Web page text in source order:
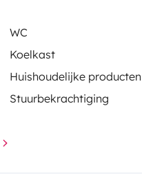
Michel
WC
Koelkast
Huishoudelijke producten
Stuurbekrachtiging